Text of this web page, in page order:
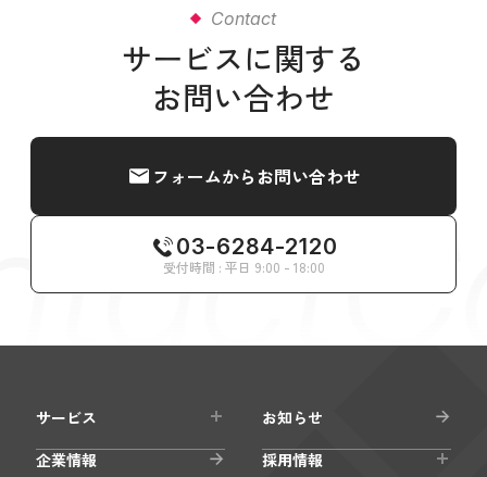
Contact
サービスに関する
お問い合わせ
フォームからお問い合わせ
03-6284-2120
受付時間 : 平日 9:00 - 18:00
サービス
お知らせ
企業情報
採用情報